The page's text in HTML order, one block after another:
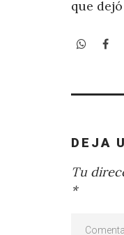
que
DEJA
Tu
*